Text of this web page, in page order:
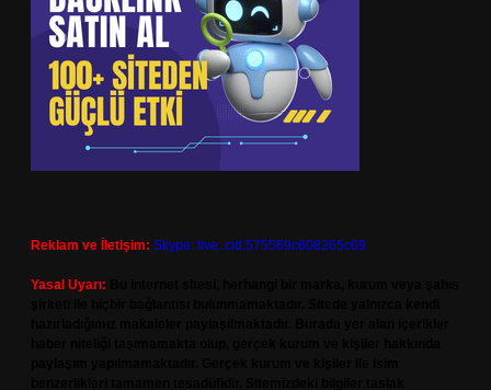
Reklam ve İletişim: Skype: live:.cid.575569c608265c69
Yasal Uyarı: